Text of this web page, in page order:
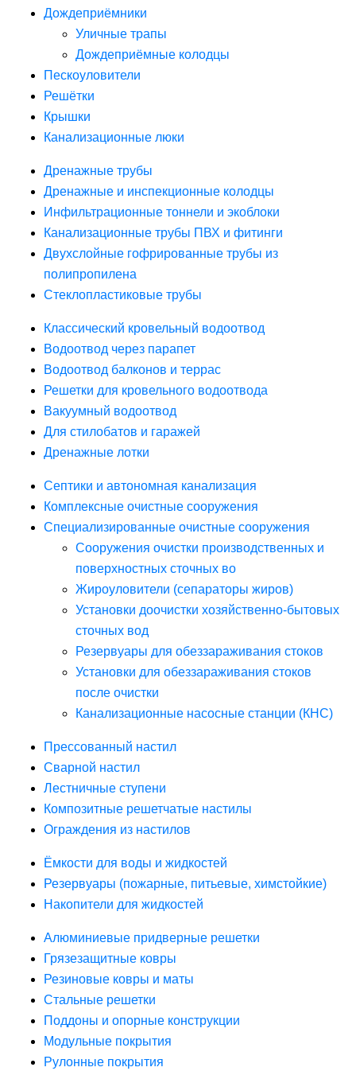
Дождеприёмники
Уличные трапы
Дождеприёмные колодцы
Пескоуловители
Решётки
Крышки
Канализационные люки
Дренажные трубы
Дренажные и инспекционные колодцы
Инфильтрационные тоннели и экоблоки
Канализационные трубы ПВХ и фитинги
Двухслойные гофрированные трубы из
полипропилена
Стеклопластиковые трубы
Классический кровельный водоотвод
Водоотвод через парапет
Водоотвод балконов и террас
Решетки для кровельного водоотвода
Вакуумный водоотвод
Для стилобатов и гаражей
Дренажные лотки
Септики и автономная канализация
Комплексные очистные сооружения
Специализированные очистные сооружения
Сооружения очистки производственных и
поверхностных сточных во
Жироуловители (сепараторы жиров)
Установки доочистки хозяйственно-бытовых
сточных вод
Резервуары для обеззараживания стоков
Установки для обеззараживания стоков
после очистки
Канализационные насосные станции (КНС)
Прессованный настил
Сварной настил
Лестничные ступени
Композитные решетчатые настилы
Ограждения из настилов
Ёмкости для воды и жидкостей
Резервуары (пожарные, питьевые, химстойкие)
Накопители для жидкостей
Алюминиевые придверные решетки
Грязезащитные ковры
Резиновые ковры и маты
Стальные решетки
Поддоны и опорные конструкции
Модульные покрытия
Рулонные покрытия